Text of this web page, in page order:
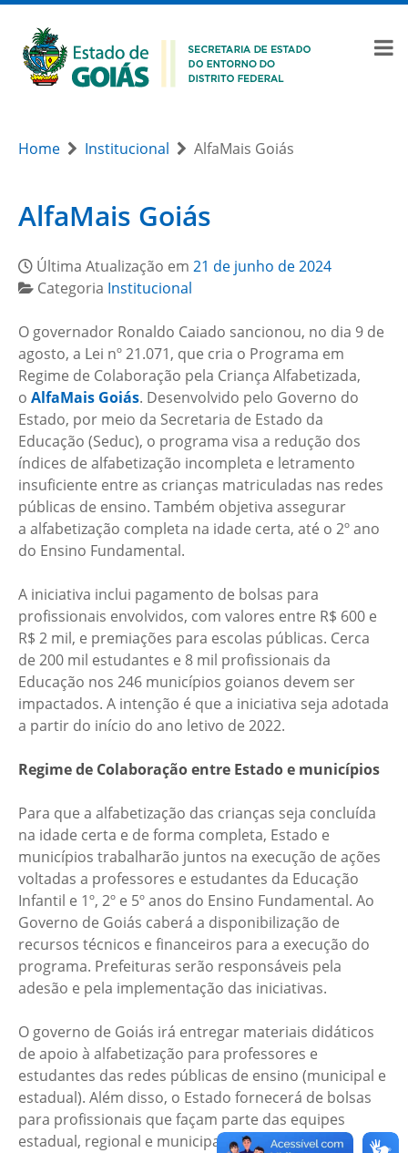
Home Institucional AlfaMais Goiás
AlfaMais Goiás
Última Atualização em 21 de junho de 2024
Categoria Institucional
O governador Ronaldo Caiado sancionou, no dia 9 de
agosto, a Lei nº 21.071, que cria o Programa em
Regime de Colaboração pela Criança Alfabetizada,
o AlfaMais Goiás. Desenvolvido pelo Governo do
Estado, por meio da Secretaria de Estado da
Educação (Seduc), o programa visa a redução dos
índices de alfabetização incompleta e letramento
insuficiente entre as crianças matriculadas nas redes
públicas de ensino. Também objetiva assegurar
a alfabetização completa na idade certa, até o 2º ano
do Ensino Fundamental.
A iniciativa inclui pagamento de bolsas para
profissionais envolvidos, com valores entre R$ 600 e
R$ 2 mil, e premiações para escolas públicas. Cerca
de 200 mil estudantes e 8 mil profissionais da
Educação nos 246 municípios goianos devem ser
impactados. A intenção é que a iniciativa seja adotada
a partir do início do ano letivo de 2022.
Regime de Colaboração entre Estado e municípios
Para que a alfabetização das crianças seja concluída
na idade certa e de forma completa, Estado e
municípios trabalharão juntos na execução de ações
voltadas a professores e estudantes da Educação
Infantil e 1º, 2º e 5º anos do Ensino Fundamental. Ao
Governo de Goiás caberá a disponibilização de
recursos técnicos e financeiros para a execução do
programa. Prefeituras serão responsáveis pela
adesão e pela implementação das iniciativas.
O governo de Goiás irá entregar materiais didáticos
de apoio à alfabetização para professores e
estudantes das redes públicas de ensino (municipal e
estadual). Além disso, o Estado fornecerá de bolsas
para profissionais que façam parte das equipes
estadual, regional e municipal do programa de